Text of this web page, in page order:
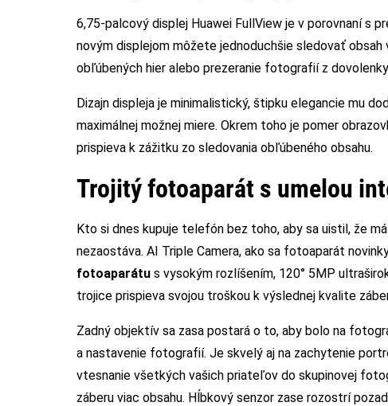
6,75-palcový displej Huawei FullView je v porovnaní s
novým displejom môžete jednoduchšie sledovať
obľúbených hier alebo prezeranie fotografií z
Dizajn displeja je minimalistický, štipku elegancie mu
maximálnej možnej miere. Okrem toho je pomer
prispieva k zážitku zo sledovania obľúbeného obsahu.
Trojitý fotoaparát s umelou
Kto si dnes kupuje telefón bez toho, aby sa uistil, že
nezaostáva. AI Triple Camera, ako sa fotoaparát
fotoaparátu s vysokým rozlíšením, 120° 5MP
trojice prispieva svojou troškou k výslednej kvalite
Zadný objektív sa zasa postará o to, aby bolo na
a nastavenie fotografií. Je skvelý aj na zachytenie
vtesnanie všetkých vašich priateľov do skupinovej
záberu viac obsahu. Hĺbkový senzor zase rozostrí